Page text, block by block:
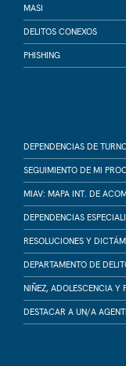
MASI
DELITOS CONEXOS
PHISHING
DEPENDENCIAS DE
SEGUIMIENTO DE MI
MIAV: MAPA INT. DE
DEPENDENCIAS
RESOLUCIONES Y
DEPARTAMENTO DE
NIÑEZ, ADOLESCENCIA Y
DESTACAR A UN/A